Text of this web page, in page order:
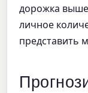
дорожка
личное
представить